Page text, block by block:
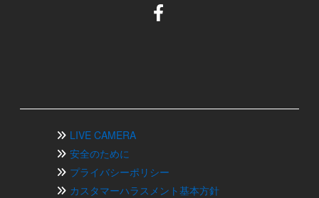
LIVE CAMERA
安全のために
プライバシーポリシー
カスタマーハラスメント基本方針